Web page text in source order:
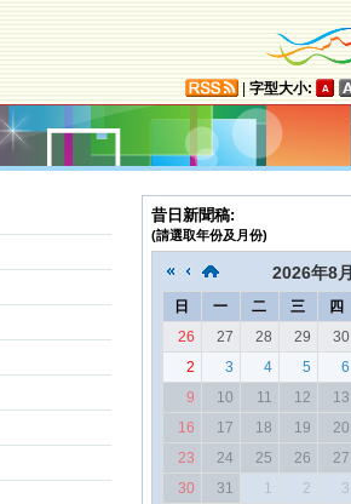
字型大小:
昔日新聞稿:
(請選取年份及月份)
2026年8月
日 一 二 三 四
26
27 28 29 30
2
3 4 5 6
9
10 11 12 13
16
17 18 19 20
23
24 25 26 27
30
31 1 2 3